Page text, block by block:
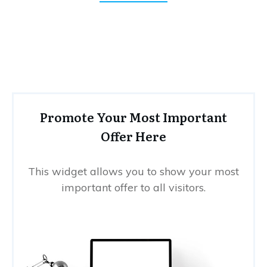
Promote Your Most Important
Offer Here
This widget allows you to show your most
important offer to all visitors.